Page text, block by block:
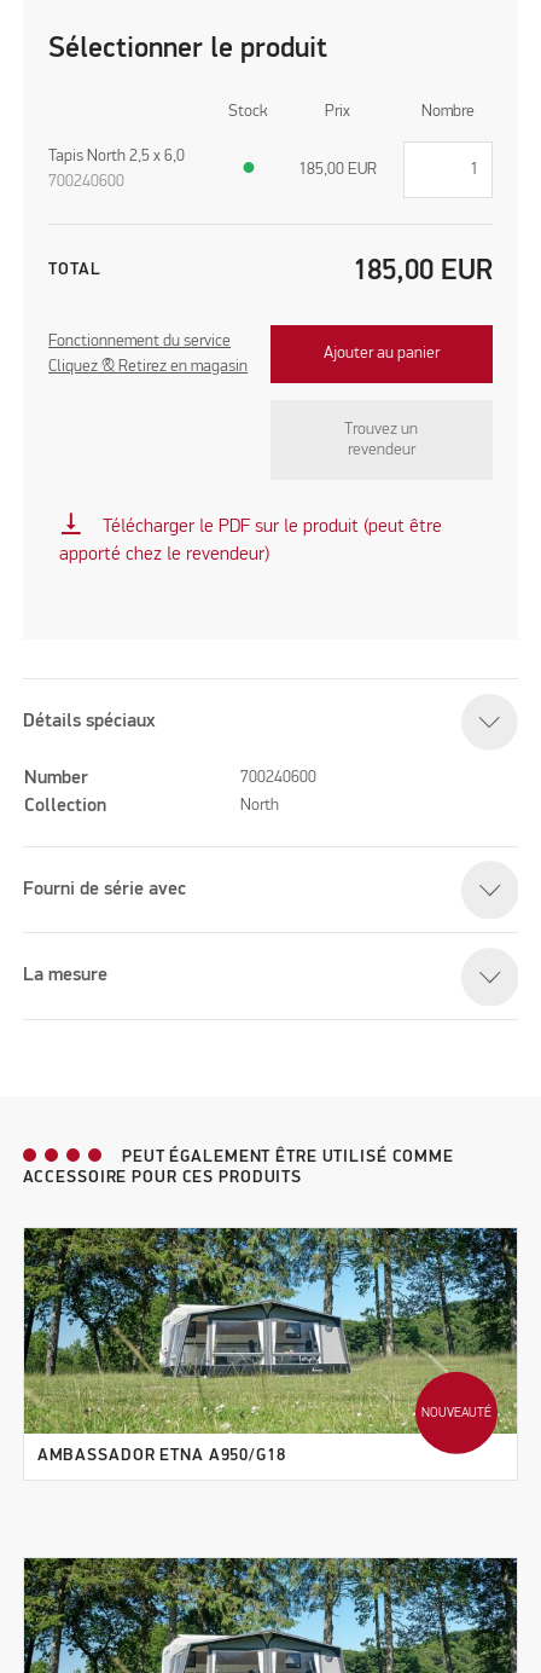
Sélectionner le produit
Stock Prix Nombre
Tapis North 2,5 x 6,0
700240600
● 185,00 EUR
TOTAL 185,00 EUR
Fonctionnement du service
Cliquez & Retirez en magasin
Ajouter au panier
Trouvez un
revendeur
vertical_align_bottom
Télécharger le PDF sur le produit (peut être
apporté chez le revendeur)
Détails spéciaux
Number 700240600
Collection North
Fourni de série avec
La mesure
PEUT ÉGALEMENT ÊTRE UTILISÉ COMME
ACCESSOIRE POUR CES PRODUITS
NOUVEAUTÉ
AMBASSADOR ETNA A950/G18